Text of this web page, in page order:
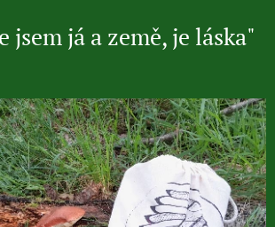
jsem já a země, je láska"